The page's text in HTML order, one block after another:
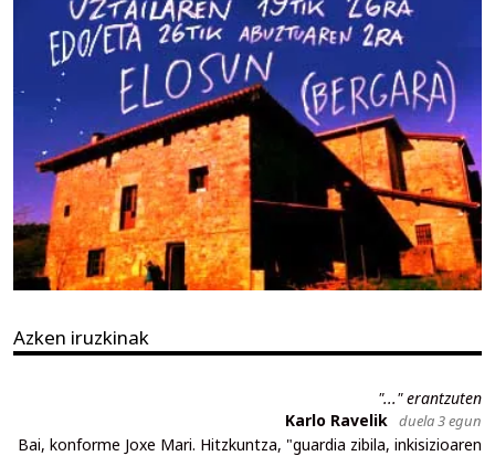
Azken iruzkinak
"..." erantzuten
Karlo Ravelik duela 3 egun
Bai, konforme Joxe Mari. Hitzkuntza, "guardia zibila, inkisizioaren